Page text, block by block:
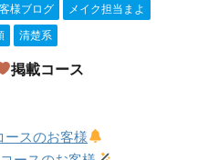
様ブログ
メイク担当まよ
清楚系
掲載コース
ースのお客様